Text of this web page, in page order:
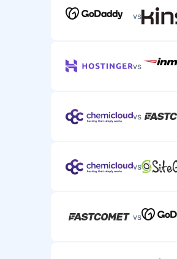
problémákhoz.
vs
vs
vs
vs
vs